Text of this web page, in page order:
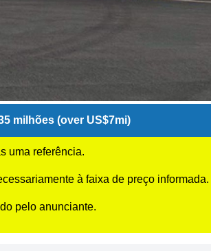
milhões (over US$7mi)
uma referência.
à faixa de preço informada.
pelo anunciante.